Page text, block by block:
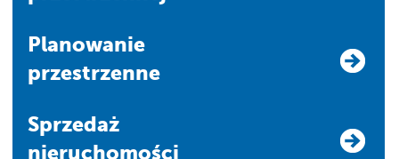
Planowanie
przestrzenne
Sprzedaż
nieruchomości